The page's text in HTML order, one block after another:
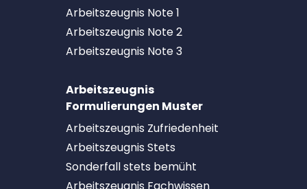
Arbeitszeugnis Note 1
Arbeitszeugnis Note 2
Arbeitszeugnis Note 3
Arbeitszeugnis
Formulierungen Muster
Arbeitszeugnis Zufriedenheit
Arbeitszeugnis Stets
Sonderfall stets bemüht